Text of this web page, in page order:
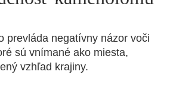
prevláda negatívny názor voči
sú vnímané ako miesta,
vzhľad krajiny.